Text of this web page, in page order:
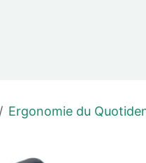
Ergonomie du